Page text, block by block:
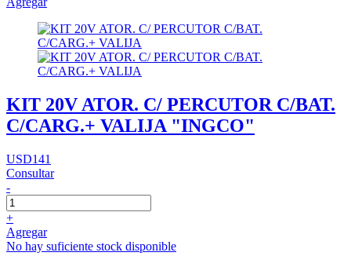
KIT 20V ATOR. C/ PERCUTOR C/BAT.
C/CARG.+ VALIJA "INGCO"
USD141
Consultar
-
+
Agregar
No hay suficiente stock disponible